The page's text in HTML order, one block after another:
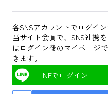
各SNSアカウントでログイ
当サイト会員で、SNS連携
はログイン後のマイページ
きます。
LINEでログイン